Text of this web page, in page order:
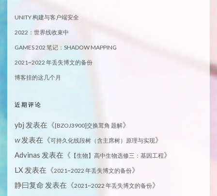
UNITY 构建与客户端安全
2022：世界线收束中
GAMES 202 笔记：SHADOW MAPPING
2021~2022 年丢失博文的备份
博客挂的这几个月
近期评论
ybj 发表在《[BZOJ3900]交换茸角 题解》
W发表在《可持久化线段树（含主席树）原理与实现》
Advinas 发表在《 【生物】高中生物选修三：基因工程》
LX 发表在《2021~2022 年丢失博文的备份》
静曰复命 发表在《2021~2022 年丢失博文的备份》